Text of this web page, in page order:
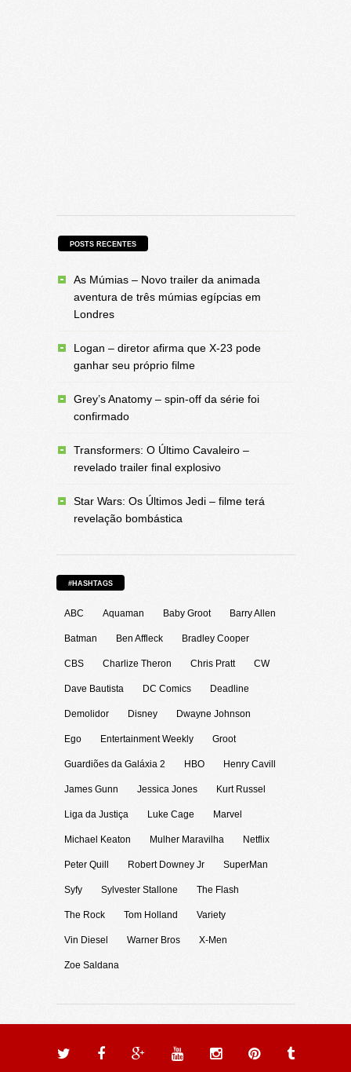
POSTS RECENTES
As Múmias – Novo trailer da animada
aventura de três múmias egípcias em
Londres
Logan – diretor afirma que X-23 pode
ganhar seu próprio filme
Grey’s Anatomy – spin-off da série foi
confirmado
Transformers: O Último Cavaleiro –
revelado trailer final explosivo
Star Wars: Os Últimos Jedi – filme terá
revelação bombástica
#HASHTAGS
ABC Aquaman Baby Groot Barry Allen
Batman Ben Affleck Bradley Cooper
CBS Charlize Theron Chris Pratt CW
Dave Bautista DC Comics Deadline
Demolidor Disney Dwayne Johnson
Ego Entertainment Weekly Groot
Guardiões da Galáxia 2 HBO Henry Cavill
James Gunn Jessica Jones Kurt Russel
Liga da Justiça Luke Cage Marvel
Michael Keaton Mulher Maravilha Netflix
Peter Quill Robert Downey Jr SuperMan
Syfy Sylvester Stallone The Flash
The Rock Tom Holland Variety
Vin Diesel Warner Bros X-Men
Zoe Saldana